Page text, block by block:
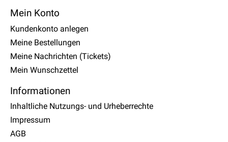
Mein Konto
Kundenkonto anlegen
Meine Bestellungen
Meine Nachrichten (Tickets)
Mein Wunschzettel
Informationen
Inhaltliche Nutzungs- und Urheberrechte
Impressum
AGB